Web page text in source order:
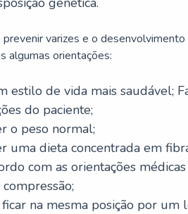
prevenir varizes e o
algumas orientações:
estilo de vida mais saudável;
do paciente;
o peso normal;
uma dieta concentrada em
com as orientações
na mesma posição por